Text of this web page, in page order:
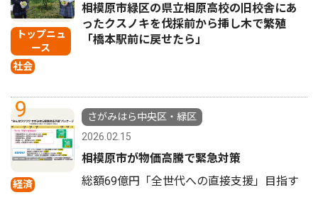
トップニュ
ース
社会
相模原市緑区の県立相原高校の旧校舎にあ
ったクスノキを伐採前から挿し木で繁殖
「橋本駅前に戻せたら」
9
経済
さがみはら中央区・緑区
2026.02.15
相模原市が物価高騰で緊急対策
総額69億円「全世代への直接支援」目指す